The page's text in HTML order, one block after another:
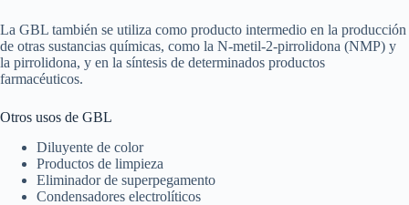
La GBL también se utiliza como producto intermedio en la producción
de otras sustancias químicas, como la N-metil-2-pirrolidona (NMP) y
la pirrolidona, y en la síntesis de determinados productos
farmacéuticos.
Otros usos de GBL
Diluyente de color
Productos de limpieza
Eliminador de superpegamento
Condensadores electrolíticos